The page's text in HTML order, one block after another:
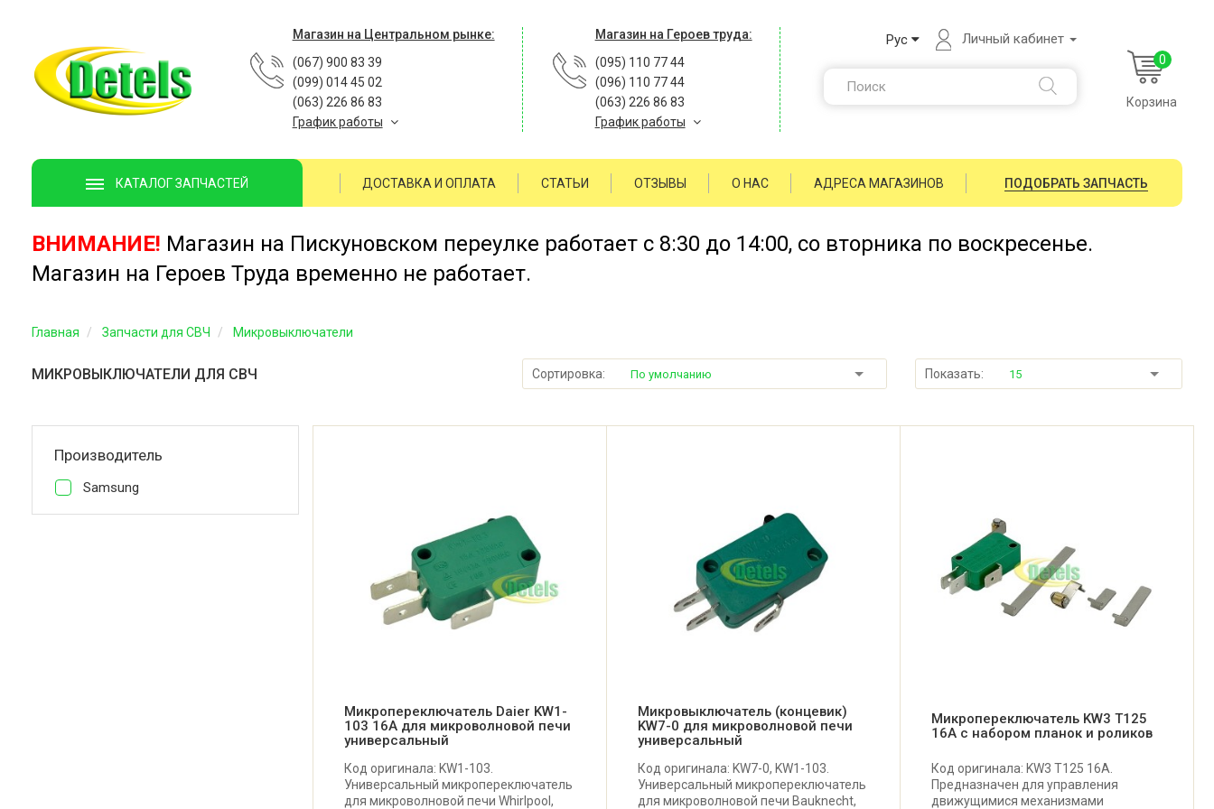
Магазин на Центральном рынке:
(067) 900 83 39
(099) 014 45 02
(063) 226 86 83
График работы
Магазин на Героев труда:
(095) 110 77 44
(096) 110 77 44
(063) 226 86 83
График работы
Рус Личный кабинет
0
Корзина
КАТАЛОГ ЗАПЧАСТЕЙ ДОСТАВКА И ОПЛАТА СТАТЬИ ОТЗЫВЫ О НАС АДРЕСА МАГАЗИНОВ ПОДОБРАТЬ ЗАПЧАСТЬ
ВНИМАНИЕ! Магазин на Пискуновском переулке работает с 8:30 до 14:00, со вторника по воскресенье.
Магазин на Героев Труда временно не работает.
Главная Запчасти для СВЧ Микровыключатели
МИКРОВЫКЛЮЧАТЕЛИ ДЛЯ СВЧ Сортировка: По умолчанию Показать: 15
Производитель
Samsung
Микропереключатель Daier KW1-
103 16A для микроволновой печи
универсальный
Код оригинала: KW1-103.
Универсальный микропереключатель
для микроволновой печи Whirlpool,
Микровыключатель (концевик)
KW7-0 для микроволновой печи
универсальный
Код оригинала: KW7-0, KW1-103.
Универсальный микропереключатель
для микроволновой печи Bauknecht,
Микропереключатель KW3 T125
16A с набором планок и роликов
Код оригинала: KW3 T125 16A.
Предназначен для управления
движущимися механизмами